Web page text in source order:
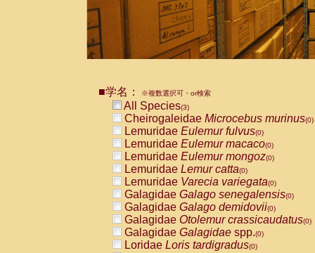
■学名： ※複数選択可・or検索
All Species(3)
Cheirogaleidae Microcebus murinus(0)
Lemuridae Eulemur fulvus(0)
Lemuridae Eulemur macaco(0)
Lemuridae Eulemur mongoz(0)
Lemuridae Lemur catta(0)
Lemuridae Varecia variegata(0)
Galagidae Galago senegalensis(0)
Galagidae Galago demidovii(0)
Galagidae Otolemur crassicaudatus(0)
Galagidae Galagidae spp.(0)
Loridae Loris tardigradus(0)